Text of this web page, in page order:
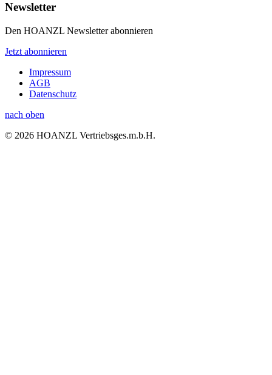
Newsletter
Den HOANZL Newsletter abonnieren
Jetzt abonnieren
Impressum
AGB
Datenschutz
nach oben
© 2026 HOANZL Vertriebsges.m.b.H.